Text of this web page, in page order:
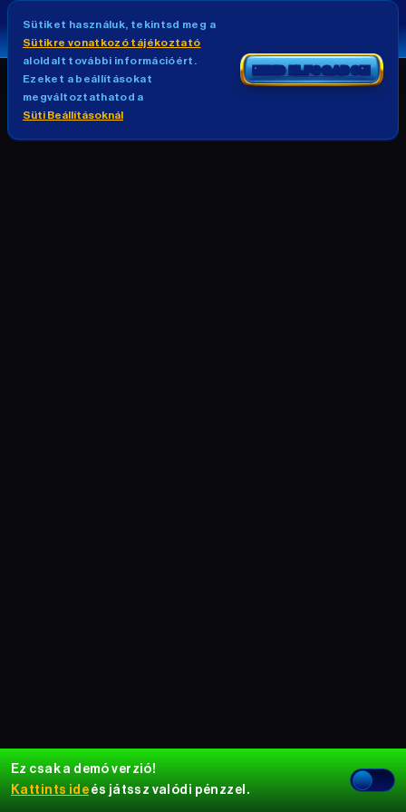
Ez csak a demó verzió!
Kattints ide és játssz valódi pénzzel.
Sütiket használuk, tekintsd meg a
Sütikre vonatkozó tájékoztató
aloldalt további információért.
Ezeket a beállításokat
megváltoztathatod a
Süti Beállításoknál
MIND ELFOGADOM